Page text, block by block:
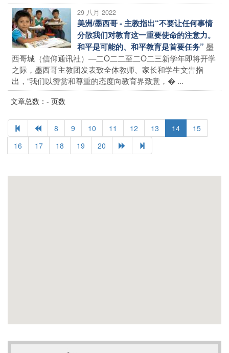
29 八月 2022
美洲/墨西哥 - 主教指出“不要让任何事情
分散我们对教育这一重要使命的注意力。
和平是可能的、和平教育是首要任务” 墨
西哥城（信仰通讯社）—二O二二至二O二三新学年即将开学
之际，墨西哥主教团发表致全体教师、家长和学生文告指
出，“我们以赞赏和尊重的态度向教育界致意，� ...
文章总数：- 页数
8 9 10 11 12 13 14
15
16
17 18 19 20